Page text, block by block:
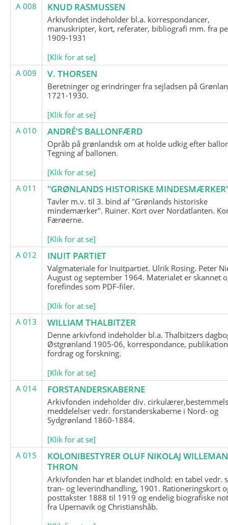
A 008
KNUD RASMUSSEN
Arkivfondet indeholder bl.a. korrespondancer,
manuskripter, kort, referater, bibliografi mm. fra
1909-1931
[Klik for at se]
A 009
V. THORSEN
Beretninger og erindringer fra sejladsen på
1721-1930.
[Klik for at se]
A 010
ANDRÉ'S BALLONFÆRD
Opråb på grønlandsk om at holde udkig efter
Tegning af ballonen.
[Klik for at se]
A 011
"GRØNLANDS HISTORISKE
Tavler m.v. til 3. bind af "Grønlands historiske
mindemærker". Ruiner. Kort over Nordatlanten.
Færøerne.
[Klik for at se]
A 012
INUIT PARTIET
Valgmateriale for Inuitpartiet. Ulrik Rosing. Peter
August og september 1964. Materialet er skannet
forefindes som PDF-filer.
[Klik for at se]
A 013
WILLIAM THALBITZER
Denne arkivfond indeholder bl.a. Thalbitzers
Østgrønland 1905-06, korrespondance,
fordrag og forskning.
[Klik for at se]
A 014
FORSTANDERSKABERNE
Arkivfonden indeholder div.
meddelelser vedr. forstanderskaberne i Nord- og
Sydgrønland 1860-1884.
[Klik for at se]
A 015
KOLONIBESTYRER OLUF NIKOLAJ
THRON
Arkivfonden har et blandet indhold: en tabel vedr.
tran- og leverindhandling, 1901. Rationeringskort
posttakster 1888 til 1919 og endelig biografiske
fra Upernavik og Christianshåb.